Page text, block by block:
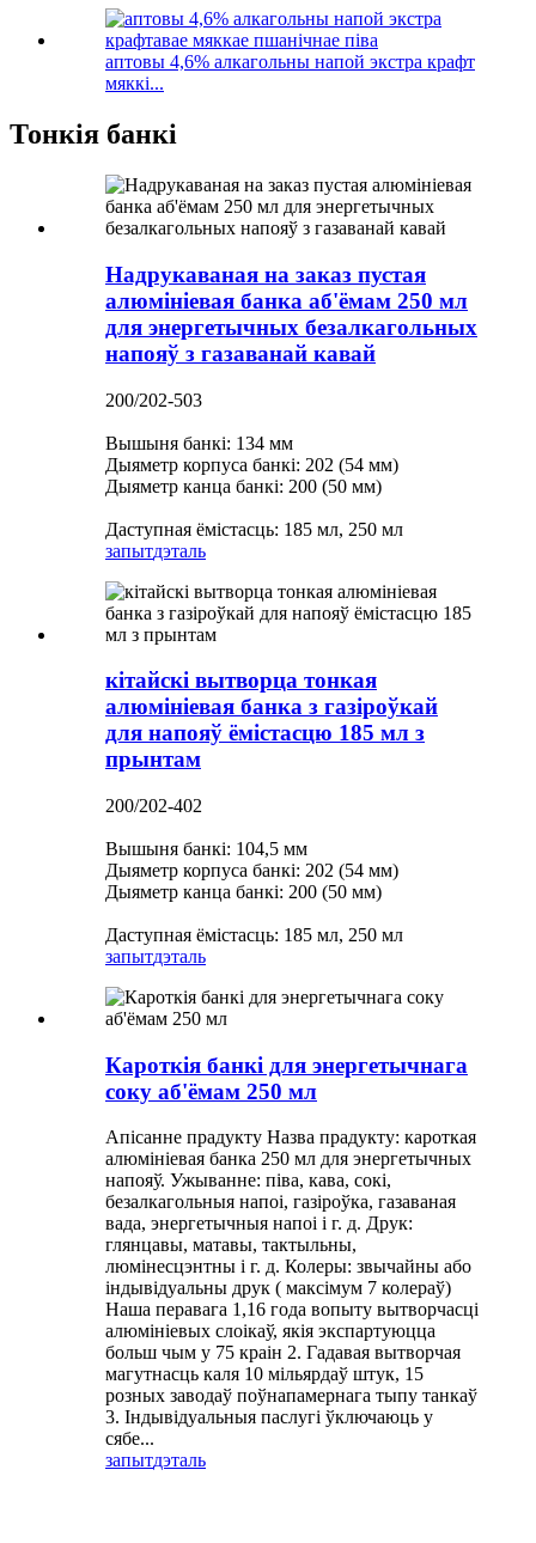
аптовы 4,6% алкагольны напой экстра крафт
мяккі...
Тонкія банкі
Надрукаваная на заказ пустая
алюмініевая банка аб'ёмам 250 мл
для энергетычных безалкагольных
напояў з газаванай кавай
200/202-503
Вышыня банкі: 134 мм
Дыяметр корпуса банкі: 202 (54 мм)
Дыяметр канца банкі: 200 (50 мм)
Даступная ёмістасць: 185 мл, 250 мл
запытдэталь
кітайскі вытворца тонкая
алюмініевая банка з газіроўкай
для напояў ёмістасцю 185 мл з
прынтам
200/202-402
Вышыня банкі: 104,5 мм
Дыяметр корпуса банкі: 202 (54 мм)
Дыяметр канца банкі: 200 (50 мм)
Даступная ёмістасць: 185 мл, 250 мл
запытдэталь
Кароткія банкі для энергетычнага
соку аб'ёмам 250 мл
Апісанне прадукту Назва прадукту: кароткая
алюмініевая банка 250 мл для энергетычных
напояў. Ужыванне: піва, кава, сокі,
безалкагольныя напоі, газіроўка, газаваная
вада, энергетычныя напоі і г. д. Друк:
глянцавы, матавы, тактыльны,
люмінесцэнтны і г. д. Колеры: звычайны або
індывідуальны друк ( максімум 7 колераў)
Наша перавага 1,16 года вопыту вытворчасці
алюмініевых слоікаў, якія экспартуюцца
больш чым у 75 краін 2. Гадавая вытворчая
магутнасць каля 10 мільярдаў штук, 15
розных заводаў поўнапамернага тыпу танкаў
3. Індывідуальныя паслугі ўключаюць у
сябе...
запытдэталь